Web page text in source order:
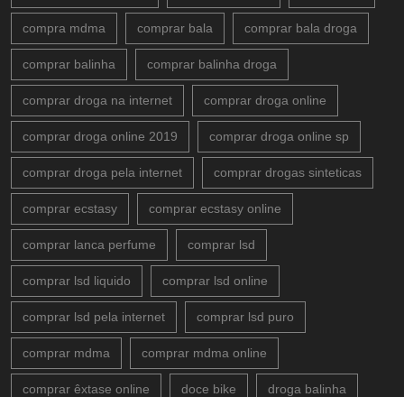
compra mdma comprar bala comprar bala droga
comprar balinha comprar balinha droga
comprar droga na internet comprar droga online
comprar droga online 2019 comprar droga online sp
comprar droga pela internet comprar drogas sinteticas
comprar ecstasy comprar ecstasy online
comprar lanca perfume comprar lsd
comprar lsd liquido comprar lsd online
comprar lsd pela internet comprar lsd puro
comprar mdma comprar mdma online
comprar êxtase online doce bike droga balinha